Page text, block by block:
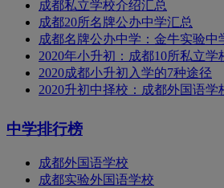
成都私立学校介绍汇总
成都20所名牌公办中学汇总
成都名牌公办中学：金牛实验中
2020年小升初：成都10所私立学
2020成都小升初入学的7种途径
2020升初中择校：成都外国语学
中学排行榜
成都外国语学校
成都实验外国语学校